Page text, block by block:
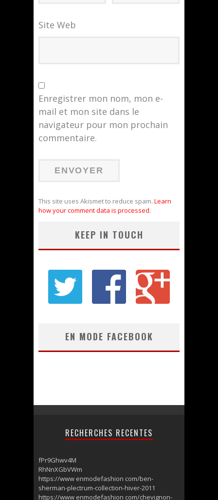
Site Web
Enregistrer mon nom, mon e-
mail et mon site dans le
navigateur pour mon prochain
commentaire.
This site uses Akismet to reduce spam. Learn
how your comment data is processed.
KEEP IN TOUCH
EN MODE FACEBOOK
RECHERCHES RECENTES
fPr9Ghwv4M
RhNnXGbVWm
https://www enmodefashion com/ben-
sherman-plectrum-collection-hiver-2011
https://www enmodefashion com/chevignon-